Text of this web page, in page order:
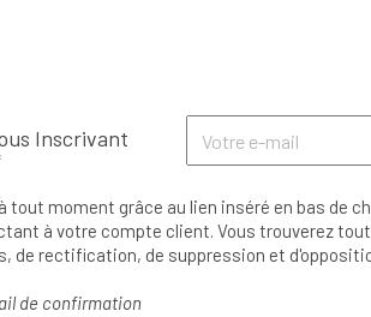
Inscrivant
tout moment grâce au lien inséré en bas de
à votre compte client. Vous trouverez
de rectification, de suppression et
de confirmation